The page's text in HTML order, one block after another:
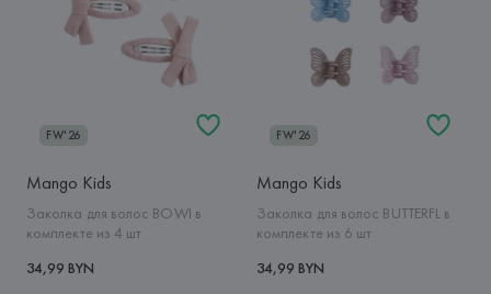
FW'26
Mango Kids
Заколка для волос BOWI в
комплекте из 4 шт
34,99 BYN
FW'26
Mango Kids
Заколка для волос BUTTERFL в
комплекте из 6 шт
34,99 BYN